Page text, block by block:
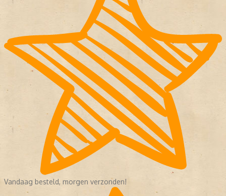
Vandaag besteld, morgen verzonden!